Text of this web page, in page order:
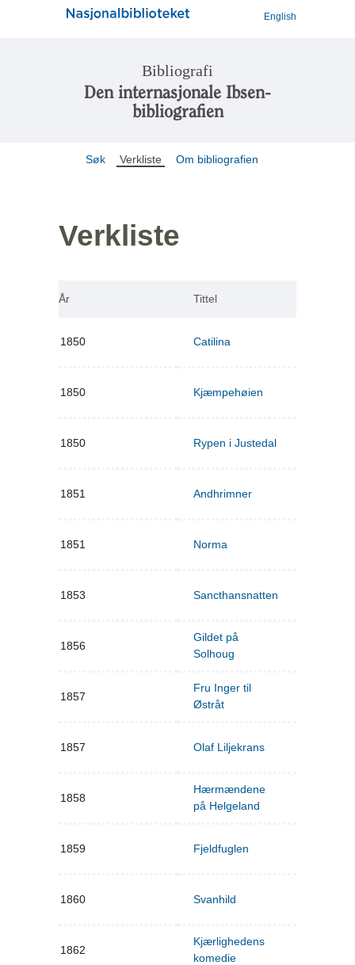
English
Bibliografi
Den internasjonale Ibsen-
bibliografien
Søk Verkliste Om bibliografien
Verkliste
År Tittel
1850 Catilina
1850 Kjæmpehøien
1850 Rypen i Justedal
1851 Andhrimner
1851 Norma
1853 Sancthansnatten
1856
Gildet på
Solhoug
1857
Fru Inger til
Østråt
1857 Olaf Liljekrans
1858
Hærmændene
på Helgeland
1859 Fjeldfuglen
1860 Svanhild
1862
Kjærlighedens
komedie